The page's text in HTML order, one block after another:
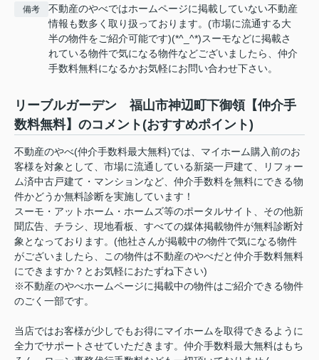
備考
不動産のやべではホームページに掲載していない不動産
情報も数多く取り扱っております。(市場に流通する大
半の物件をご紹介可能です)(*^_^*)スーモなどに掲載さ
れている物件で気になる物件などございましたら、仲介
手数料無料になるかお気軽にお問い合わせ下さい。
リーブルガーデン 福山市神辺町下御領【仲介手
数料無料】のコメント(おすすめポイント)
不動産のやべ(仲介手数料最大無料)では、マイホーム購入前のお
客様を対象として、市場に流通している新築一戸建て、リフォー
ム済中古戸建て・マンションなど、仲介手数料を無料にできる物
件かどうか無料診断を実施しています！
スーモ・アットホーム・ホームズ等のポータルサイト、その他新
聞広告、チラシ、現地看板、すべての媒体掲載物件が無料診断対
象となっております。(他社さんが掲載中の物件で気になる物件
がございましたら、この物件は不動産のやべだと仲介手数料無料
にできますか？とお気軽におたずね下さい)
※不動産のやべホームページに掲載中の物件はご紹介できる物件
のごく一部です。
当店ではお客様が少しでもお得にマイホームを取得できるように
全力でサポートさせていただきます。仲介手数料最大無料はもち